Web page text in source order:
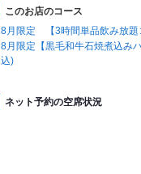
このお店のコース
8月限定 【3時間単品飲み放題
8月限定【黒毛和牛石焼煮込
込)
ネット予約の空席状況